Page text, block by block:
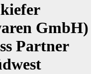
GmbH)
Partner